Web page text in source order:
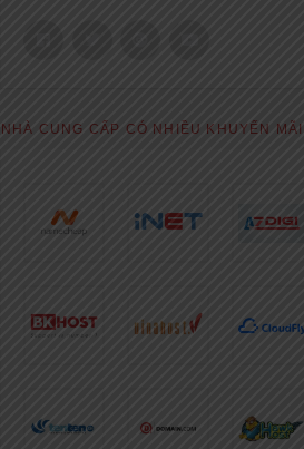
NHÀ CUNG CẤP CÓ NHIỀU KHUYẾN MÃI